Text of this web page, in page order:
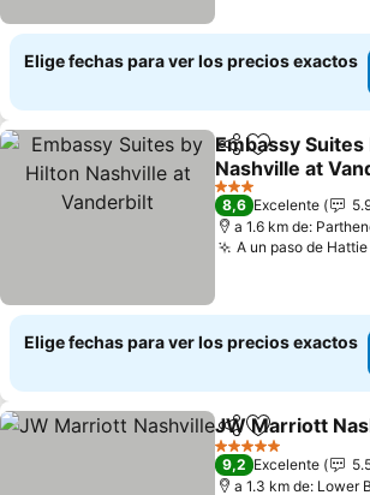
Elige fechas para ver los precios exactos
CompartirAgregar a
Embassy
Nashville at
3 Estrellas
8,6 Excelente
a 1.6 km de:
A un paso de
Elige fechas para ver los precios exactos
CompartirAgregar a
JW Marriott
5 Estrellas
9,2 Excelente
a 1.3 km de: Lower